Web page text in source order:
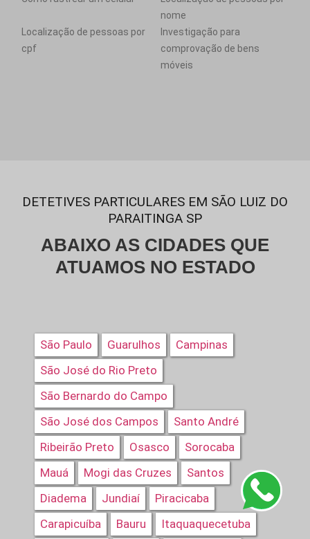
nome
Localização de pessoas por
cpf
Investigação para
comprovação de bens
móveis
DETETIVES PARTICULARES EM SÃO LUIZ DO
PARAITINGA SP
ABAIXO AS CIDADES QUE
ATUAMOS NO ESTADO
São Paulo Guarulhos
Campinas
São José do Rio Preto
São Bernardo do Campo
São José dos Campos
Santo André
Ribeirão Preto
Osasco
Sorocaba
Mauá
Mogi das Cruzes
Santos
Diadema
Jundiaí
Piracicaba
Carapicuíba
Bauru Itaquaquecetuba